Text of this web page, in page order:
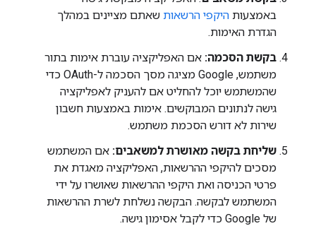
באמצעות היקפי הרשאות שאתם מציינים במהלך
הגדרת האימות.
בקשת הסכמה: אם האפליקציה עוברת אימות בתור
משתמש, Google מציגה מסך הסכמה ל-OAuth כדי
שהמשתמש יוכל להחליט אם להעניק לאפליקציה
גישה לנתונים המבוקשים. אימות באמצעות חשבון
שירות לא דורש הסכמת משתמש.
שליחת בקשה מאושרת למשאבים: אם המשתמש
מסכים להיקפי ההרשאות, האפליקציה מאגדת את
פרטי הכניסה ואת היקפי ההרשאות שאושרו על ידי
המשתמש לבקשה. הבקשה נשלחת לשרת ההרשאות
של Google כדי לקבל אסימון גישה.